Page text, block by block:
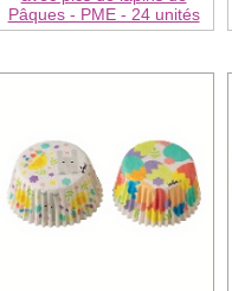
Pâques - PME - 24 unités